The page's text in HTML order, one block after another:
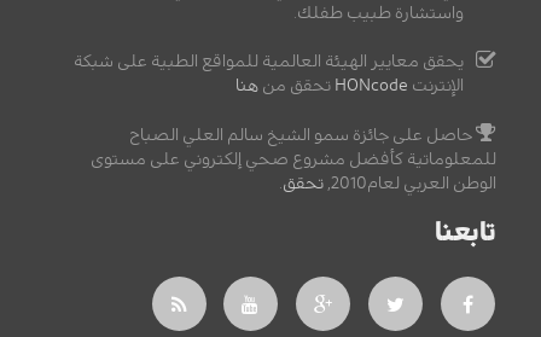
واستشارة طبيب طفلك.
يحقق معايير الهيئة العالمية للمواقع الطبية على شبكة
الإنترنت HONcode تحقق من هنا
حاصل على جائزة سمو الشيخ سالم العلي الصباح
للمعلوماتية كأفضل مشروع صحي إلكتروني على مستوى
الوطن العربي لعام2010,
تحقق.
تابعنا